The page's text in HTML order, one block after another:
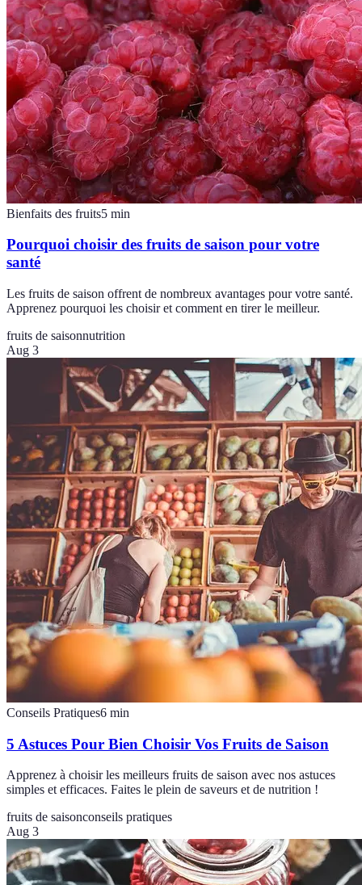
Bienfaits des fruits5 min
Pourquoi choisir des fruits de saison pour votre
santé
Les fruits de saison offrent de nombreux avantages pour votre santé.
Apprenez pourquoi les choisir et comment en tirer le meilleur.
fruits de saisonnutrition
Aug 3
Conseils Pratiques6 min
5 Astuces Pour Bien Choisir Vos Fruits de Saison
Apprenez à choisir les meilleurs fruits de saison avec nos astuces
simples et efficaces. Faites le plein de saveurs et de nutrition !
fruits de saisonconseils pratiques
Aug 3